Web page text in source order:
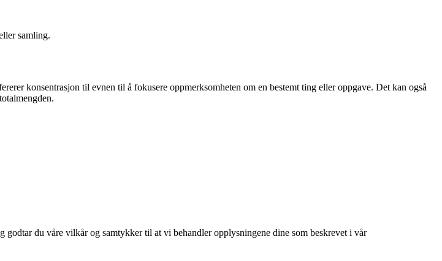
samling.
konsentrasjon til evnen til å fokusere oppmerksomheten om en bestemt ting eller oppgave. Det kan også
du våre vilkår og samtykker til at vi behandler opplysningene dine som beskrevet i vår